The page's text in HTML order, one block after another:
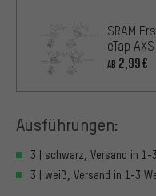
SRAM
eTap
AB 2,99€
Ausführungen:
3 | schwarz, Versand in 1-
3 | weiß, Versand in 1-3